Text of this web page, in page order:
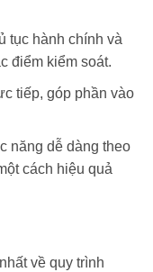
tục hành chính và
điểm kiểm soát.
tiếp, góp phần vào
năng dễ dàng theo
cách hiệu quả
về quy trình